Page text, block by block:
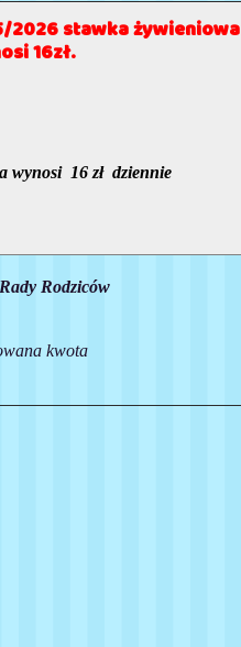
2026 stawka żywieniowa
16zł.
wynosi 16 zł dziennie
Rodziców
kwota